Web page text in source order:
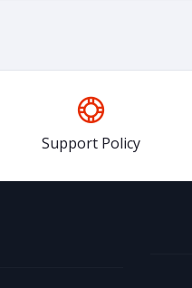
Support Policy